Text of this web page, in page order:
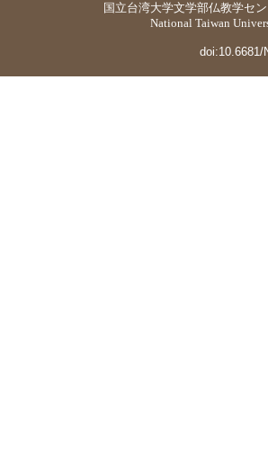
国立台湾大学文学部仏教学セ
National Taiwan
doi:10.6681/